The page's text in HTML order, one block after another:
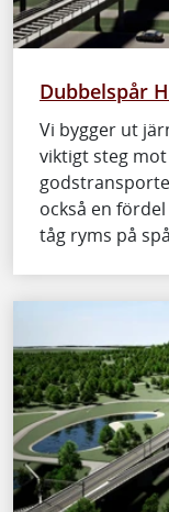
Dubbelspår
Vi bygger ut
viktigt steg
också en
tåg ryms på